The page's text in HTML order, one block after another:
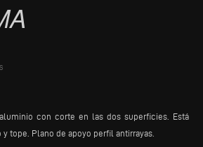
con corte en las dos superficies. Está
tope. Plano de apoyo perfil antirrayas.